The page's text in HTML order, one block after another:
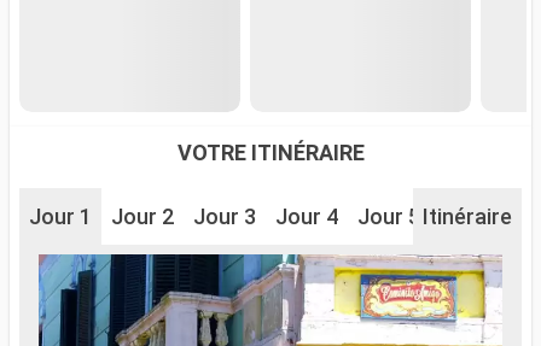
VOTRE ITINÉRAIRE
Jour 1 Jour 2 Jour 3 Jour 4 Jour 5 Jour 6
Itinéraire